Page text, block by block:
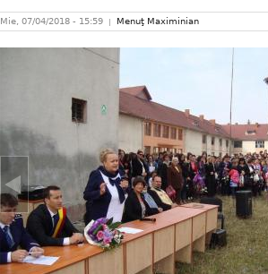
Mie, 07/04/2018 - 15:59 Menuţ Maximinian